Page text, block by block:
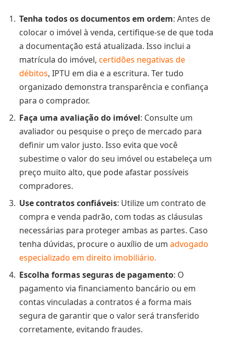
Tenha todos os documentos em ordem: Antes de
colocar o imóvel à venda, certifique-se de que toda
a documentação está atualizada. Isso inclui a
matrícula do imóvel, certidões negativas de
débitos, IPTU em dia e a escritura. Ter tudo
organizado demonstra transparência e confiança
para o comprador.
Faça uma avaliação do imóvel: Consulte um
avaliador ou pesquise o preço de mercado para
definir um valor justo. Isso evita que você
subestime o valor do seu imóvel ou estabeleça um
preço muito alto, que pode afastar possíveis
compradores.
Use contratos confiáveis: Utilize um contrato de
compra e venda padrão, com todas as cláusulas
necessárias para proteger ambas as partes. Caso
tenha dúvidas, procure o auxílio de um advogado
especializado em direito imobiliário.
Escolha formas seguras de pagamento: O
pagamento via financiamento bancário ou em
contas vinculadas a contratos é a forma mais
segura de garantir que o valor será transferido
corretamente, evitando fraudes.